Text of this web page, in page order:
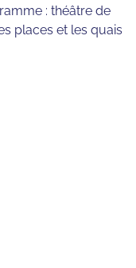
: théâtre de
places et les quais